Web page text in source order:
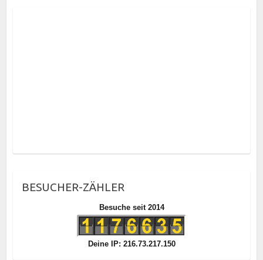
BESUCHER-ZÄHLER
Besuche seit 2014
Deine IP: 216.73.217.150